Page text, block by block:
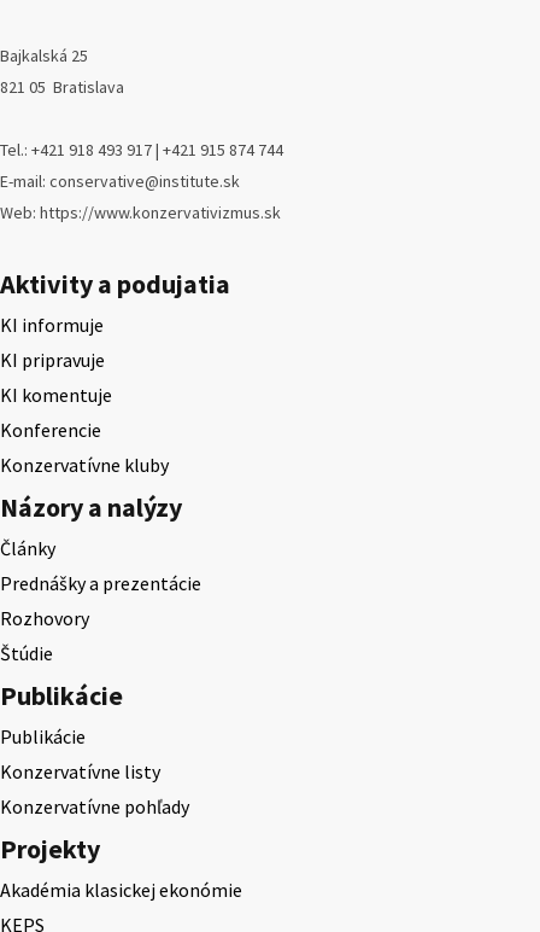
Bajkalská 25
821 05 Bratislava
Tel.: +421 918 493 917 | +421 915 874 744
E-mail: conservative@institute.sk
Web: https://www.konzervativizmus.sk
Aktivity a podujatia
KI informuje
KI pripravuje
KI komentuje
Konferencie
Konzervatívne kluby
Názory a nalýzy
Články
Prednášky a prezentácie
Rozhovory
Štúdie
Publikácie
Publikácie
Konzervatívne listy
Konzervatívne pohľady
Projekty
Akadémia klasickej ekonómie
KEPS